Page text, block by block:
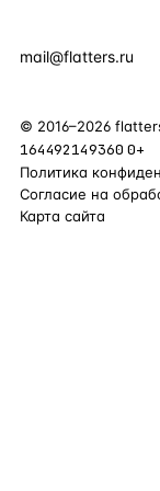
mail@flatters.ru
© 2016–2026
164492149360 0+
Политика
Согласие на
Карта сайта